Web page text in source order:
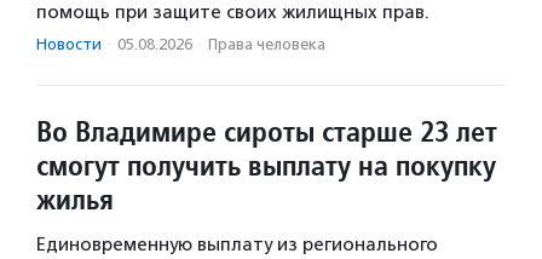
помощь при защите своих жилищных прав.
Новости · 05.08.2026 · Права человека
Во Владимире сироты старше 23 лет
смогут получить выплату на покупку
жилья
Единовременную выплату из регионального